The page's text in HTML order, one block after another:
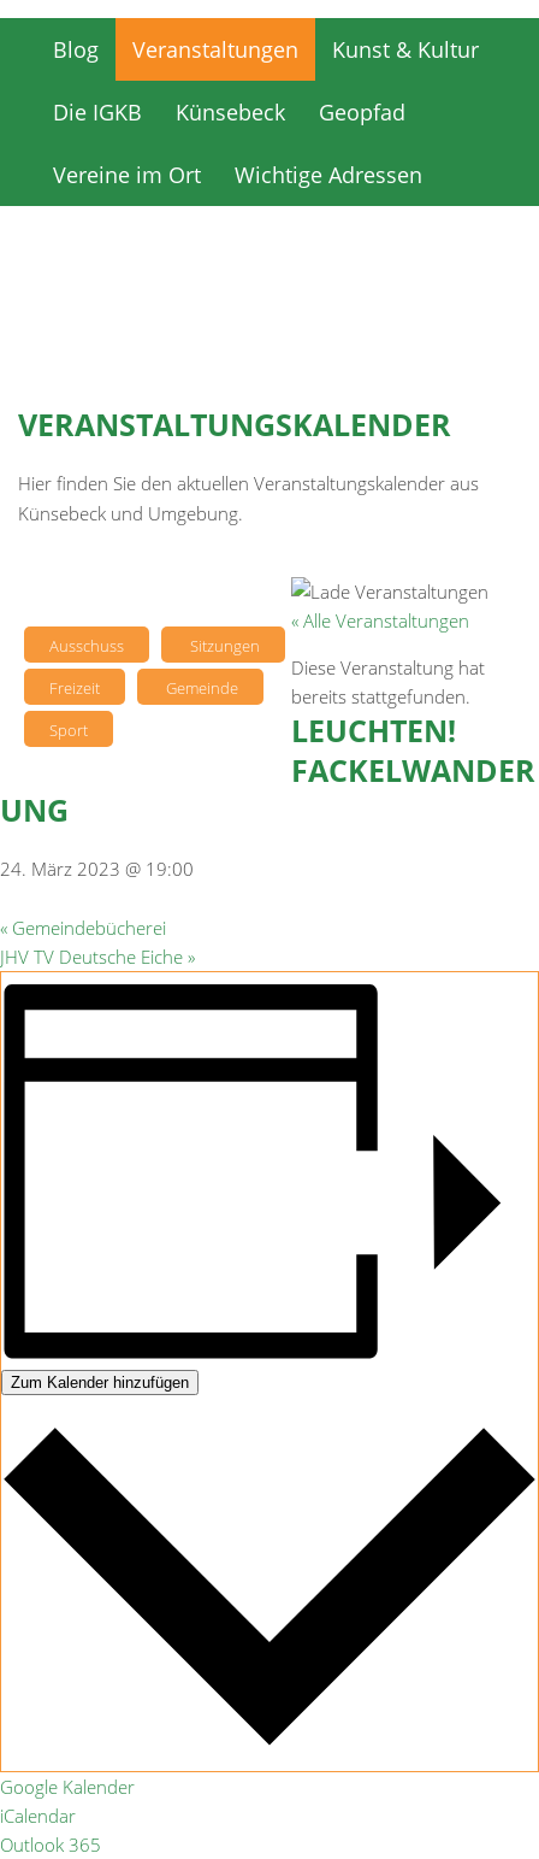
Blog Veranstaltungen Kunst & Kultur
Die IGKB Künsebeck Geopfad
Vereine im Ort Wichtige Adressen
VERANSTALTUNGSKALENDER
Hier finden Sie den aktuellen Veranstaltungskalender aus
Künsebeck und Umgebung.
Ausschuss
Sitzungen
Freizeit
Gemeinde
Sport
« Alle Veranstaltungen
Diese Veranstaltung hat
bereits stattgefunden.
LEUCHTEN!
FACKELWANDER
UNG
24. März 2023 @ 19:00
« Gemeindebücherei
JHV TV Deutsche Eiche »
Zum Kalender hinzufügen
Google Kalender
iCalendar
Outlook 365